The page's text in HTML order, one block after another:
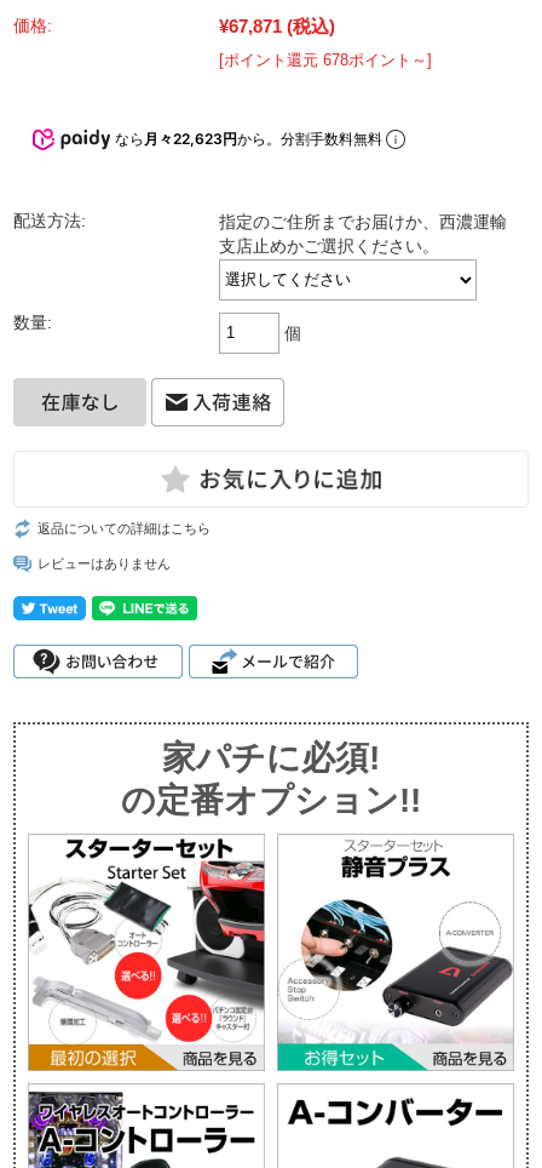
価格: ¥67,871 (税込)
[ポイント還元 678ポイント～]
なら 月々22,623円から。分割手数料無料
配送方法:
指定のご住所までお届けか、西濃運輸
支店止めかご選択ください。
数量:
個
返品についての詳細はこちら
レビューはありません
家パチに必須!
の定番オプション!!